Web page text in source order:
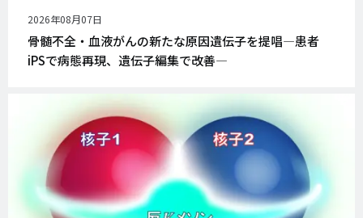
公
開
日
2026年08月07日
骨髄不全・血液がんの新たな原因遺伝子を提唱―患者
iPSで病態再現、遺伝子編集で改善―